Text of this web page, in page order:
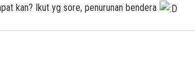
kan? Ikut yg sore, penurunan bendera